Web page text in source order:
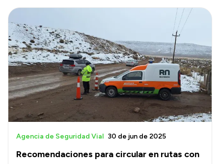
Recomendaciones para circular en rutas con
Agencia de Seguridad Vial 30 de jun de 2025